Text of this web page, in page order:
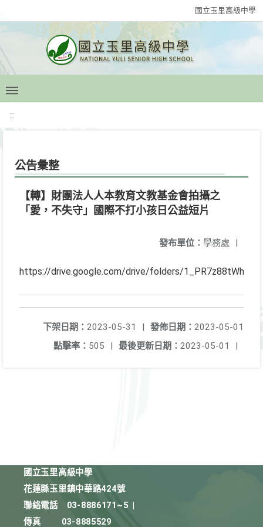
國立玉里高級中學
:::
公告彙整
【轉】財團法人人本教育文教基金會拍攝之
「愛，不失守」國際不打小孩日公益短片
發布單位： 學務處 |
https://drive.google.com/drive/folders/
發佈日期： 2023-05-01
下架日期： 2023-05-31
|
最後更新日期： 2023-05-01 |
點擊率： 505 |
國立玉里高級中學
花蓮縣玉里鎮中華路424號
聯絡電話
03-8886171~5
傳真
03-8885529